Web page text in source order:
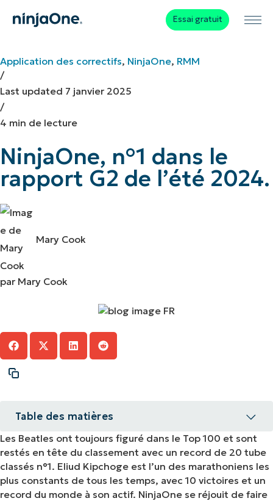
Essai gratuit
Application des correctifs, NinjaOne, RMM
/
Last updated 7 janvier 2025
/
4 min de lecture
NinjaOne, n°1 dans le
rapport G2 de l’été 2024.
Mary Cook
par Mary Cook
Table des matières
RMM n°1 en satisfaction client
La gestion des terminaux gagne sur tous les
tableaux
Les Beatles ont toujours figuré dans le Top 100 et sont
restés en tête du classement avec un record de 20 tube
classés n°1. Eliud Kipchoge est l’un des marathoniens les
plus constants de tous les temps, avec 10 victoires et un
record du monde à son actif. NinjaOne se réjouit de faire